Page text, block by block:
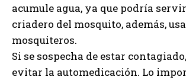
acumule agua, ya que podría
criadero del mosquito, además,
mosquiteros.
Si se sospecha de estar
evitar la automedicación. Lo